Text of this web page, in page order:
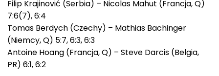
Filip Krajinović (Serbia) – Nicolas Mahut (Francja, Q)
7:6(7), 6:4
Tomas Berdych (Czechy) – Mathias Bachinger
(Niemcy, Q) 5:7, 6:3, 6:3
Antoine Hoang (Francja, Q) – Steve Darcis (Belgia,
PR) 6:1, 6:2